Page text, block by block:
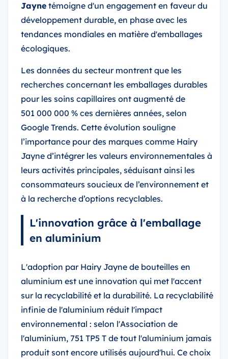
Jayne témoigne d'un engagement en faveur du
développement durable, en phase avec les
tendances mondiales en matière d'emballages
écologiques.
Les données du secteur montrent que les
recherches concernant les emballages durables
pour les soins capillaires ont augmenté de
501 000 000 % ces dernières années, selon
Google Trends. Cette évolution souligne
l’importance pour des marques comme Hairy
Jayne d’intégrer les valeurs environnementales à
leurs activités principales, séduisant ainsi les
consommateurs soucieux de l’environnement et
à la recherche d’options recyclables.
L'innovation grâce à l'emballage
en aluminium
L'adoption par Hairy Jayne de bouteilles en
aluminium est une innovation qui met l'accent
sur la recyclabilité et la durabilité. La recyclabilité
infinie de l'aluminium réduit l'impact
environnemental : selon l'Association de
l'aluminium, 751 TP5 T de tout l'aluminium jamais
produit sont encore utilisés aujourd'hui. Ce choix